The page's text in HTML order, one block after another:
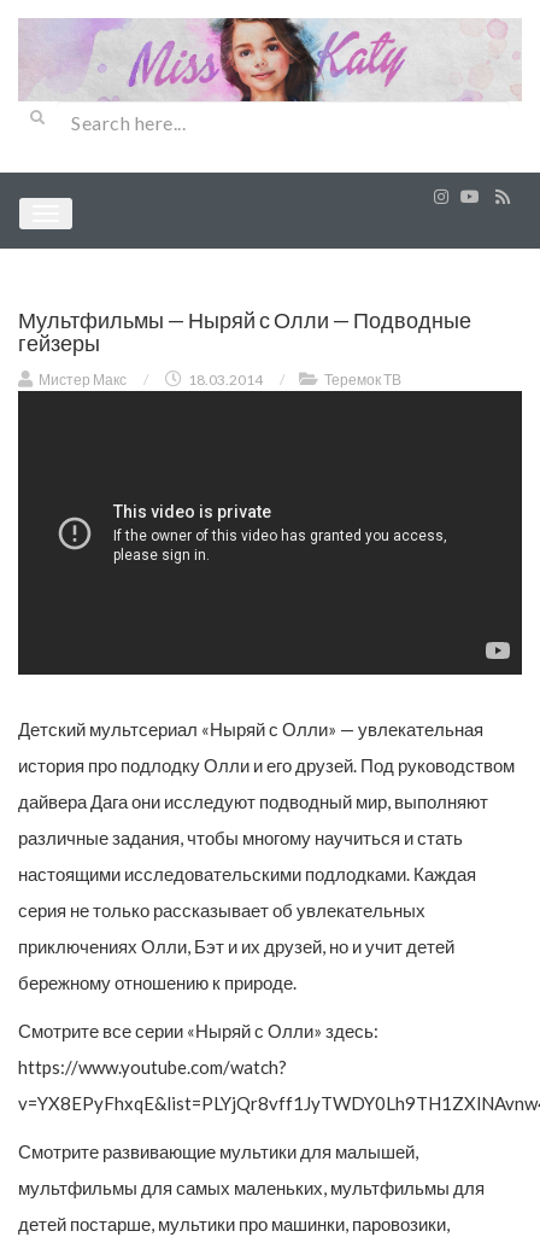
Мультфильмы — Ныряй с Олли — Подводные
гейзеры
Мистер Макс / 18.03.2014 / Теремок ТВ
Детский мультсериал «Ныряй с Олли» — увлекательная
история про подлодку Олли и его друзей. Под руководством
дайвера Дага они исследуют подводный мир, выполняют
различные задания, чтобы многому научиться и стать
настоящими исследовательскими подлодками. Каждая
серия не только рассказывает об увлекательных
приключениях Олли, Бэт и их друзей, но и учит детей
бережному отношению к природе.
Смотрите все серии «Ныряй с Олли» здесь:
https://www.youtube.com/watch?
Смотрите развивающие мультики для малышей,
мультфильмы для самых маленьких, мультфильмы для
детей постарше, мультики про машинки, паровозики,